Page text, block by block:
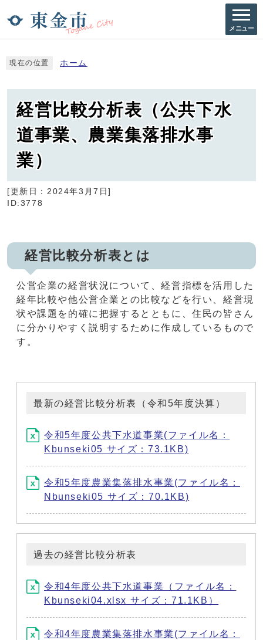
メニュー
現在の位置 ホーム
経営比較分析表（公共下水
道事業、農業集落排水事
業）
[更新日： 2024年3月7日]
ID:3778
経営比較分析表とは
公営企業の経営状況について、経営指標を活用した
経年比較や他公営企業との比較などを行い、経営現
状や課題を的確に把握するとともに、住民の皆さん
に分かりやすく説明するために作成しているもので
す。
最新の経営比較分析表（令和5年度決算）
令和5年度公共下水道事業(ファイル名：
Kbunseki05 サイズ：73.1KB)
令和5年度農業集落排水事業(ファイル名：
Nbunseki05 サイズ：70.1KB)
過去の経営比較分析表
令和4年度公共下水道事業（ファイル名：
Kbunseki04.xlsx サイズ：71.1KB）
令和4年度農業集落排水事業(ファイル名：